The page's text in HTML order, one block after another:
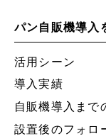
パン自販機導入
活用シーン
導入実績
自販機導入まで
設置後のフォロ